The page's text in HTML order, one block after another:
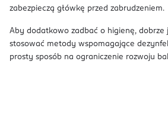
zabezpieczą główkę przed zabrudzeniem.
Aby dodatkowo zadbać o higienę, dobrze
stosować metody wspomagające
prosty sposób na ograniczenie rozwoju